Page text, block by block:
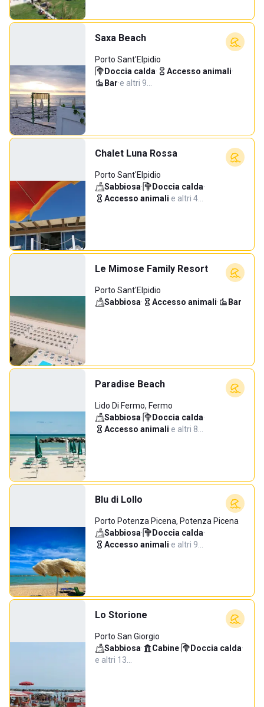
Saxa Beach
Porto Sant'Elpidio
Doccia calda· Accesso animali·
Bar·e altri 9…
Chalet Luna Rossa
Porto Sant'Elpidio
Sabbiosa· Doccia calda·
Accesso animali·e altri 4…
Le Mimose Family Resort
Porto Sant'Elpidio
Sabbiosa· Accesso animali· Bar
Paradise Beach
Lido Di Fermo, Fermo
Sabbiosa· Doccia calda·
Accesso animali·e altri 8…
Blu di Lollo
Porto Potenza Picena, Potenza Picena
Sabbiosa· Doccia calda·
Accesso animali·e altri 9…
Lo Storione
Porto San Giorgio
Sabbiosa· Cabine· Doccia calda·
e altri 13…